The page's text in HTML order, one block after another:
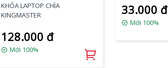
KHÓA LAPTOP CHÌA
KINGMASTER
128.000 đ
Mới 100%
33.000 đ
Mới 100%